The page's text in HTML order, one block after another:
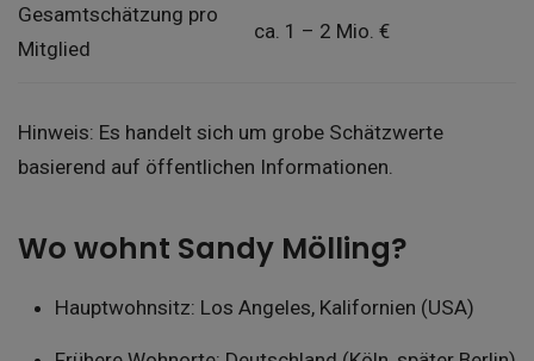
Gesamtschätzung pro
Mitglied
ca. 1 – 2 Mio. €
Hinweis: Es handelt sich um grobe Schätzwerte
basierend auf öffentlichen Informationen.
Wo wohnt Sandy Mölling?
Hauptwohnsitz: Los Angeles, Kalifornien (USA)